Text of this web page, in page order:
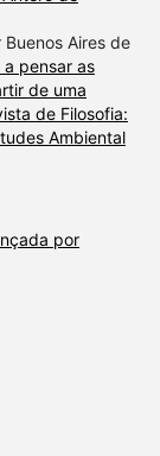
Aires de
pensar as
de uma
de Filosofia:
Ambiental
por